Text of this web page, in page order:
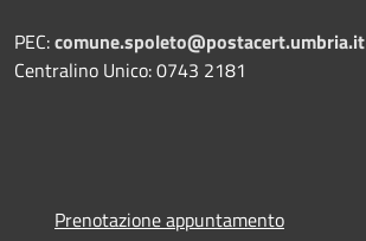
PEC:comune.spoleto@postacert.umbria.it
Centralino Unico: 0743 2181
Prenotazione appuntamento